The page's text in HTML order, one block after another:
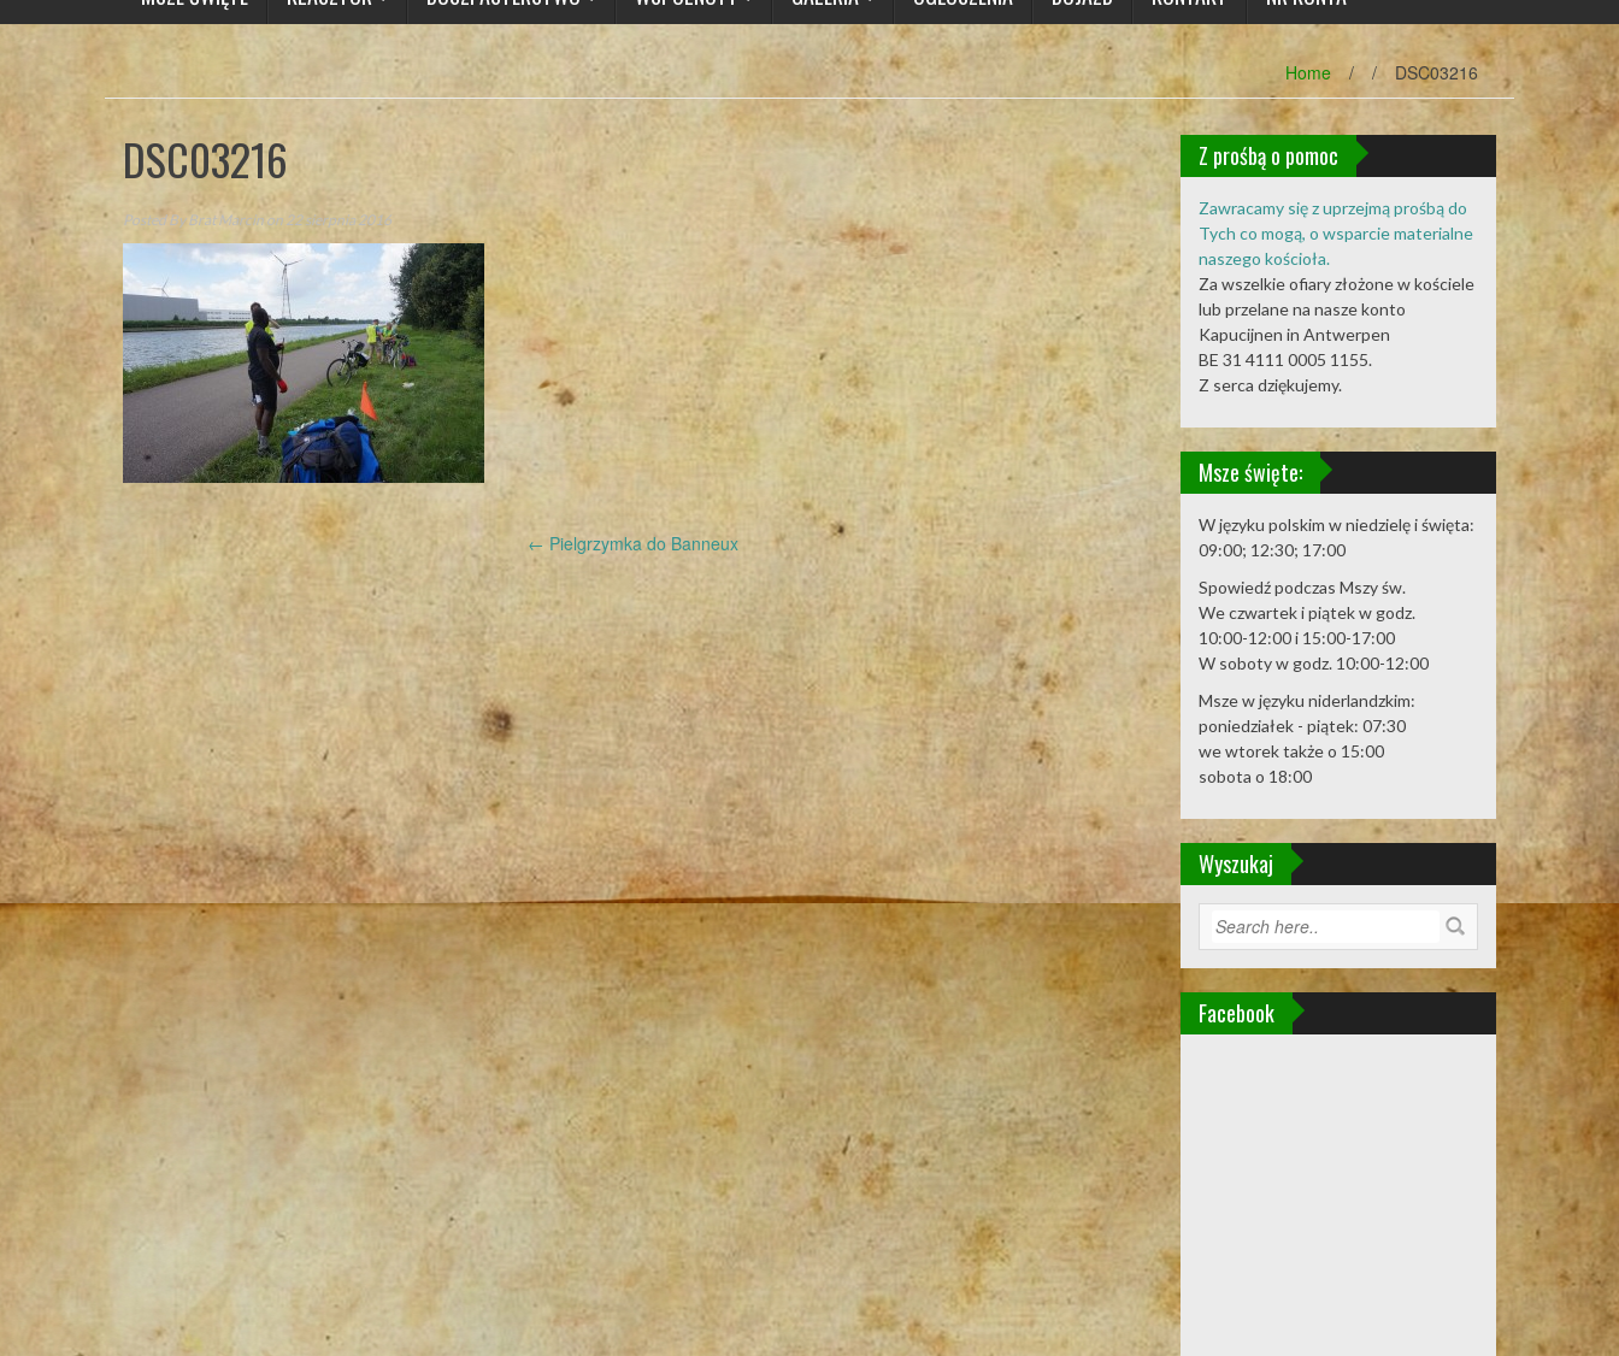
Home / / DSC03216
DSC03216
Posted ByBrat Marcin on 22 sierpnia 2016
Post
navigation
← Pielgrzymka do Banneux
Z prośbą o pomoc
Zawracamy się z uprzejmą prośbą do
Tych co mogą, o wsparcie materialne
naszego kościoła.
Za wszelkie ofiary złożone w kościele
lub przelane na nasze konto
Kapucijnen in Antwerpen
BE 31 4111 0005 1155.
Z serca dziękujemy.
Msze święte:
W języku polskim w niedzielę i święta:
09:00; 12:30; 17:00
Spowiedź podczas Mszy św.
We czwartek i piątek w godz.
10:00-12:00 i 15:00-17:00
W soboty w godz. 10:00-12:00
Msze w języku niderlandzkim:
poniedziałek - piątek: 07:30
we wtorek także o 15:00
sobota o 18:00
Wyszukaj
Facebook